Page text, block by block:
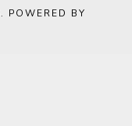
. POWERED BY